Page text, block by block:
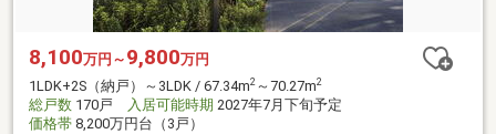
8,100万円～ 9,800万円
1LDK+2S（納戸）～3LDK / 67.34m2 ～70.27m2
総戸数 170戸 入居可能時期 2027年7月下旬予定
価格帯 8,200万円台（3戸）